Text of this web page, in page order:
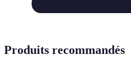
Produits recommandés